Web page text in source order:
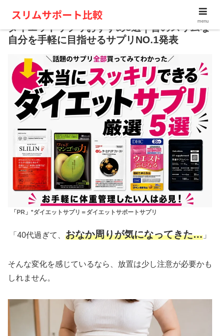
ダイエットサプリおすすめ5選｜昔のスリムな
自分を手軽に目指せるサプリNO.1発表
「PR」*ダイエットサプリ＝ダイエットサポートサプリ
「40代過ぎて、 おなか周りが気になってきた… 」
そんな変化を感じているなら、放置は少し注意が必要かも
しれません。
menu